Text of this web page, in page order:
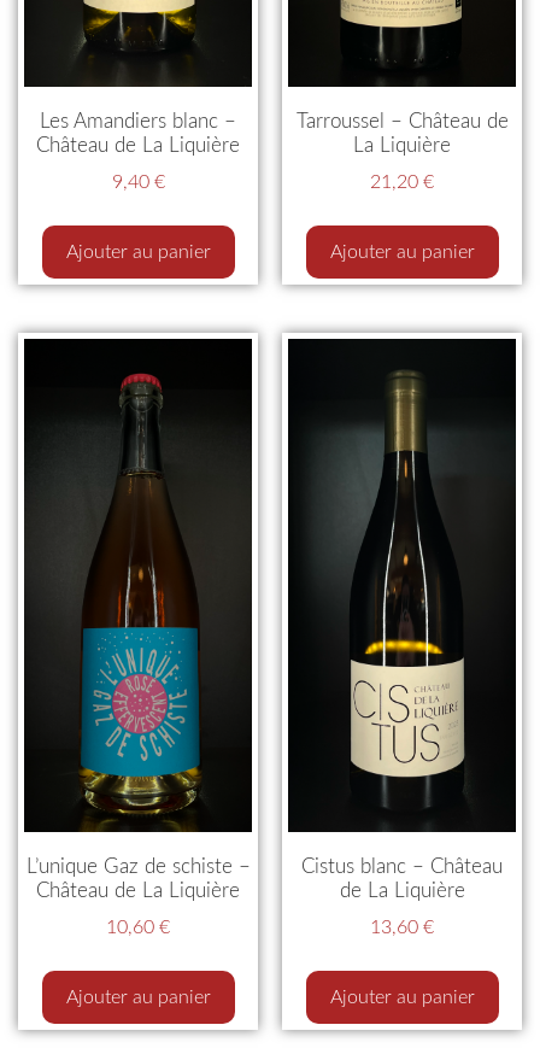
Les Amandiers blanc –
Château de La Liquière
9,40 €
Ajouter au panier
Tarroussel – Château de
La Liquière
21,20 €
Ajouter au panier
L’unique Gaz de schiste –
Château de La Liquière
10,60 €
Ajouter au panier
Cistus blanc – Château
de La Liquière
13,60 €
Ajouter au panier